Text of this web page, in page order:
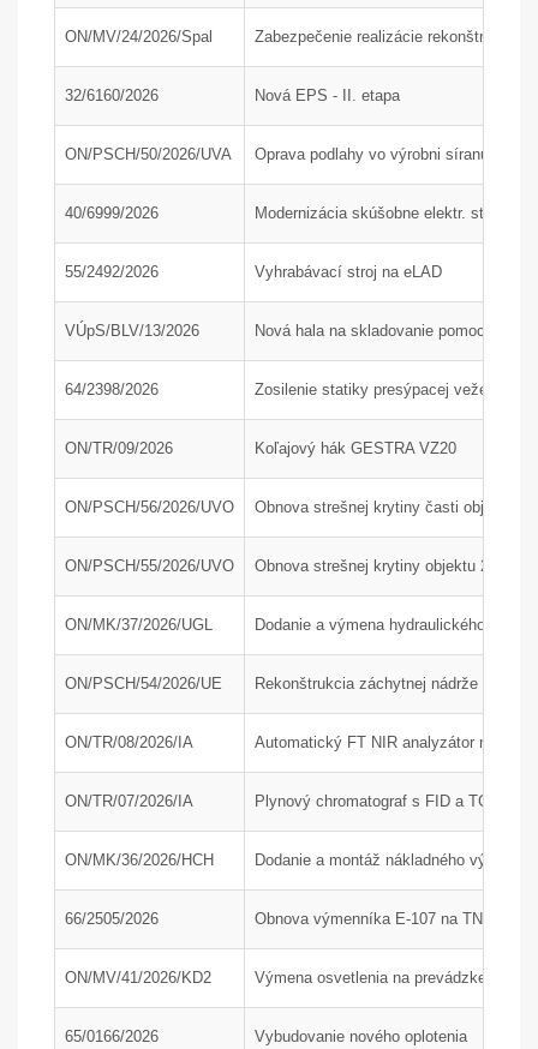
ON/MV/24/2026/Spal Zabezpečenie realizácie rekonštrukcie
32/6160/2026 Nová EPS - II. etapa
ON/PSCH/50/2026/UVA Oprava podlahy vo výrobni síranu
40/6999/2026 Modernizácia skúšobne elektr. strojov
55/2492/2026 Vyhrabávací stroj na eLAD
VÚpS/BLV/13/2026 Nová hala na skladovanie pomocného
64/2398/2026 Zosilenie statiky presýpacej veže H200
ON/TR/09/2026 Koľajový hák GESTRA VZ20
ON/PSCH/56/2026/UVO Obnova strešnej krytiny časti objektu
ON/PSCH/55/2026/UVO Obnova strešnej krytiny objektu 24-34
ON/MK/37/2026/UGL Dodanie a výmena hydraulického
ON/PSCH/54/2026/UE Rekonštrukcia záchytnej nádrže J210
ON/TR/08/2026/IA Automatický FT NIR analyzátor na
ON/TR/07/2026/IA Plynový chromatograf s FID a TCD
ON/MK/36/2026/HCH Dodanie a montáž nákladného výťahu;
66/2505/2026 Obnova výmenníka E-107 na TN1, časť
ON/MV/41/2026/KD2 Výmena osvetlenia na prevádzke KD2
65/0166/2026 Vybudovanie nového oplotenia